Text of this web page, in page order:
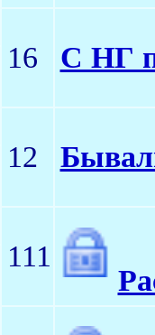
16 С НГ
12
111